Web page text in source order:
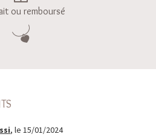
ou remboursé
, le 15/01/2024